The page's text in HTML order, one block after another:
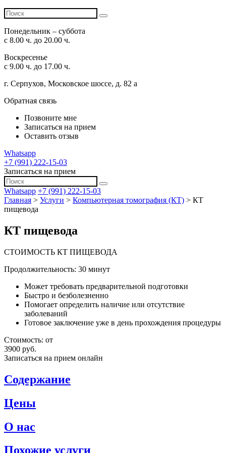
Понедельник – суббота
с 8.00 ч. до 20.00 ч.
Воскресенье
с 9.00 ч. до 17.00 ч.
г. Серпухов, Московское шоссе, д. 82 а
Обратная связь
Позвоните мне
Записаться на прием
Оставить отзыв
Whatsapp
+7 (991) 222-15-03
Записаться на прием
Whatsapp +7 (991) 222-15-03
Главная > Услуги > Компьютерная томография (КТ) > КТ
пищевода
КТ пищевода
СТОИМОСТЬ КТ ПИЩЕВОДА
Продолжительность: 30 минут
Может требовать предварительной подготовки
Быстро и безболезненно
Помогает определить наличие или отсутствие
заболеваний
Готовое заключение уже в день прохождения процедуры
Стоимость: от
3900 руб.
Записаться на прием онлайн
Содержание
Цены
О нас
Похожие услуги